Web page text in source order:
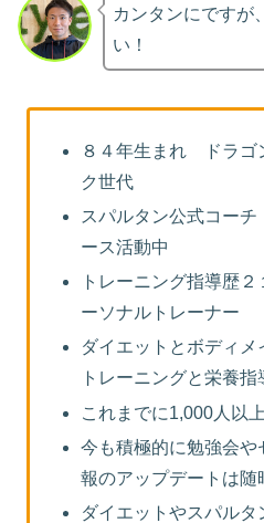
カンタンにですが
い！
８４年生まれ ドラゴ
ク世代
スパルタン公式コー
ース活動中
トレーニング指導歴
ーソナルトレーナー
ダイエットとボディメ
トレーニングと栄養指
これまでに1,000人以
今も積極的に勉強会
報のアップデートは随
ダイエットやスパル